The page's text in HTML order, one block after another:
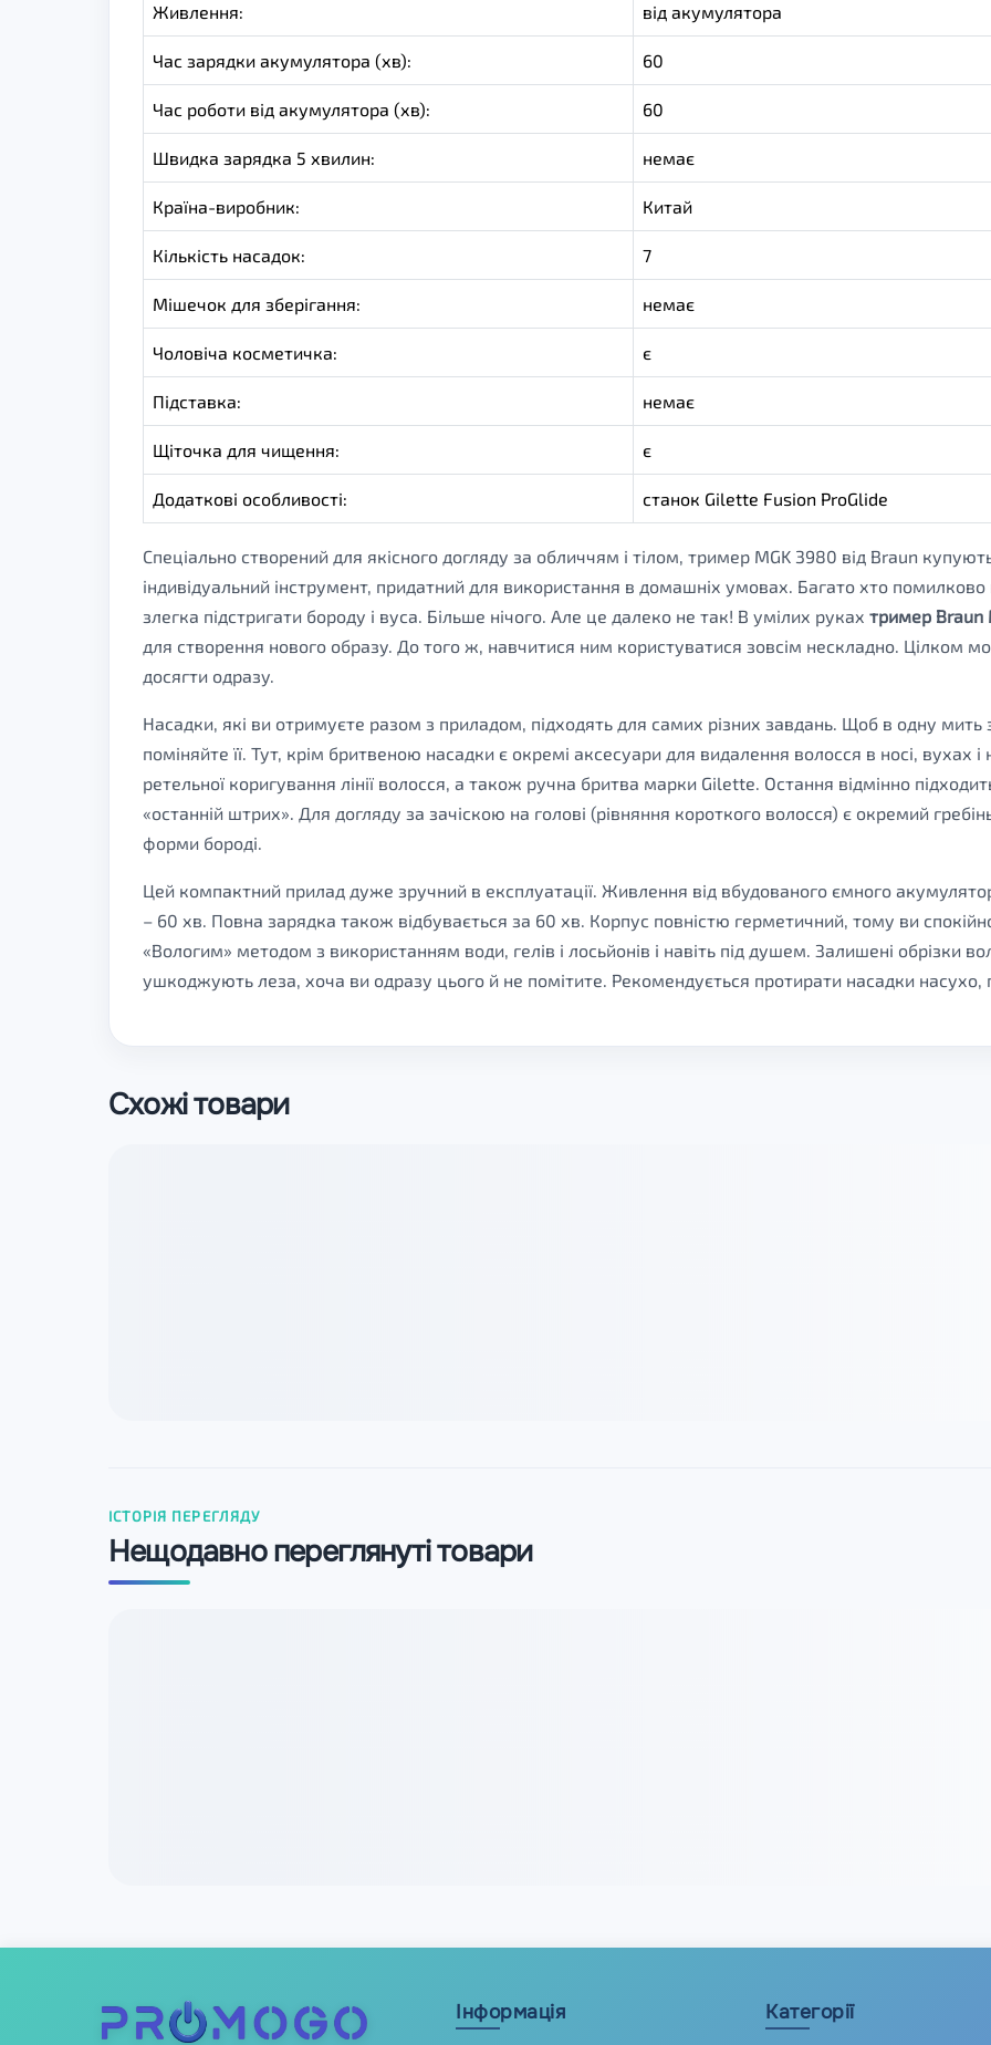
Живлення: від акумулятора
Час зарядки акумулятора (хв): 60
Час роботи від акумулятора (хв): 60
Швидка зарядка 5 хвилин: немає
Країна-виробник: Китай
Кількість насадок: 7
Мішечок для зберігання: немає
Чоловіча косметичка: є
Підставка: немає
Щіточка для чищення: є
Додаткові особливості: станок Gilette Fusion ProGlide
Спеціально створений для якісного догляду за обличчям і тілом, тример MGK 3980 від Braun
індивідуальний інструмент, придатний для використання в домашніх умовах. Багато хто
злегка підстригати бороду і вуса. Більше нічого. Але це далеко не так! В умілих руках тример Braun
для створення нового образу. До того ж, навчитися ним користуватися зовсім нескладно. Цілком
досягти одразу.
Насадки, які ви отримуєте разом з приладом, підходять для самих різних завдань. Щоб в одну
поміняйте її. Тут, крім бритвеною насадки є окремі аксесуари для видалення волосся в носі, вухах
ретельної коригування лінії волосся, а також ручна бритва марки Gilette. Остання відмінно
«останній штрих». Для догляду за зачіскою на голові (рівняння короткого волосся) є окремий
форми бороді.
Цей компактний прилад дуже зручний в експлуатації. Живлення від вбудованого ємного
– 60 хв. Повна зарядка також відбувається за 60 хв. Корпус повністю герметичний, тому ви
«Вологим» методом з використанням води, гелів і лосьйонів і навіть під душем. Залишені обрізки
ушкоджують леза, хоча ви одразу цього й не помітите. Рекомендується протирати насадки насухо,
Схожі товари
ІСТОРІЯ ПЕРЕГЛЯДУ
Нещодавно переглянуті товари
Інформація Категорії